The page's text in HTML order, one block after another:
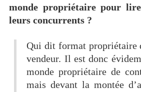
monde propriétaire pour
leurs concurrents ?
Qui dit format propriétaire
vendeur. Il est donc
monde propriétaire de
mais devant la montée